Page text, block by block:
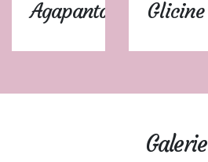
Agapanto Glicine
Galerie